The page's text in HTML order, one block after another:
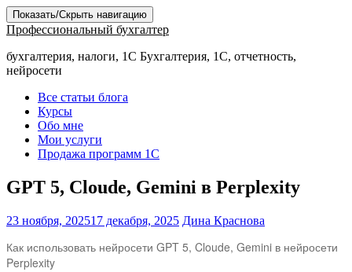
Показать/Скрыть навигацию
Профессиональный бухгалтер
бухгалтерия, налоги, 1С Бухгалтерия, 1С, отчетность,
нейросети
Все статьи блога
Курсы
Обо мне
Мои услуги
Продажа программ 1С
GPT 5, Cloude, Gemini в Perplexity
23 ноября, 202517 декабря, 2025 Дина Краснова
Как использовать нейросети GPT 5, Cloude, Gemini в нейросети
Perplexity